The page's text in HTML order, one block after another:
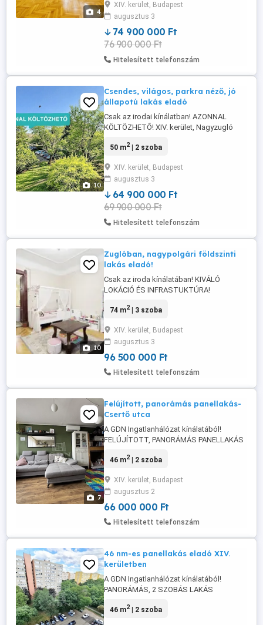
4
NÉZŐ, VILÁGOS, TEHERMENTES,
AZONNAL KÖLTÖZHETŐ, 2 + 1 FÉLSZOBA
+ HALL kialakítású, PINCE tárolóval
rendelkező LAKÁS! A 75 nm ingatlan, ...
XIV. kerület, Budapest
augusztus 3
74 900 000 Ft
76 900 000 Ft
Hitelesített telefonszám
10
Csendes, világos, parkra néző, jó
állapotú lakás eladó
Csak az irodai kínálatban! AZONNAL
KÖLTÖZHETŐ! XIV. kerület, Nagyzugló
lakóközösségű házban, PARKOSÍTOTT
TEHERMENTES, 2 nm LOGGIÁS LAKÁS,
TÁROLÓVAL együtt! A II. emeleti ingatlan 2
különnyíló SZOBA, - 18,7 nm PARKRA és
9,6 nm utcára ...
50 m2| 2 szoba
XIV. kerület, Budapest
augusztus 3
64 900 000 Ft
69 900 000 Ft
Hitelesített telefonszám
10
Zuglóban, nagypolgári földszinti
lakás eladó!
Csak az iroda kínálatában! KIVÁLÓ
LOKÁCIÓ ÉS INFRASTUKTÚRA!
KIADHATÓ! XIV. kerületben a RÓNA
KERTRE és UTCÁRA NÉZŐ,
TEHERMENTES, 2 + 1 SZOBÁS KLÍMÁS,
PINCE tárolóval rendelkező LAKÁS! A 74
HÁLÓSZOBA, - ...
74 m2| 3 szoba
XIV. kerület, Budapest
augusztus 3
96 500 000 Ft
Hitelesített telefonszám
7
Felújított, panorámás panellakás-
Csertő utca
A GDN Ingatlanhálózat kínálatából!
FELÚJÍTOTT, PANORÁMÁS PANELLAKÁS
Ár: 66.000.000 Ft Budapest XIV.
Alsórákoson eladó egy 46 m -es, 1 + 1
félszobás, teljes körűen felújított
panellakás. A 10. emeleti, liftes lakás
46 m2| 2 szoba
XIV. kerület, Budapest
augusztus 2
66 000 000 Ft
Hitelesített telefonszám
46 nm-es panellakás eladó XIV.
kerületben
A GDN Ingatlanhálózat kínálatából!
PANORÁMÁS, 2 SZOBÁS LAKÁS
Ft Budapest XIV. kerületében, Zugló
46 m2| 2 szoba